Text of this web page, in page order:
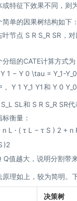
或特征下效果不同，则
简单的因果树结构如下
叶节点 S R S_R SR ，
分组的CATE计算方式为
1 − Y 0 \tau = Y_1-Y_0
Y 1 Y_1 Y1和 Y 0 Y_0
SL 和 S R S_R SR代
衡量：
n L ⋅ ( τ L − τ S ) 2 + n
)2
Q值越大，说明分割带
原理如上，较为简明。
决策树